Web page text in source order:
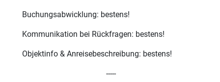
Buchungsabwicklung: bestens!
Kommunikation bei Rückfragen: bestens!
Objektinfo & Anreisebeschreibung: bestens!
-----